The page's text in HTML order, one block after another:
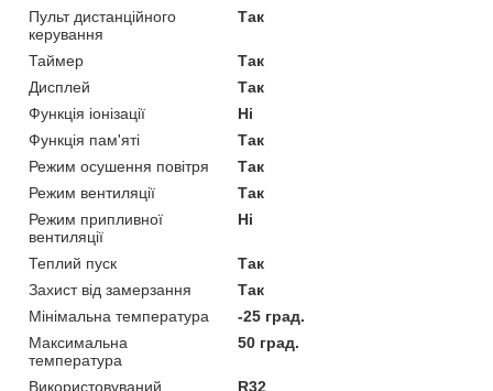
Пульт дистанційного
керування
Так
Таймер
Так
Дисплей
Так
Функція іонізації
Ні
Функція пам'яті
Так
Режим осушення повітря
Так
Режим вентиляції
Так
Режим припливної
вентиляції
Ні
Теплий пуск
Так
Захист від замерзання
Так
Мінімальна температура
-25 град.
Максимальна
температура
50 град.
Використовуваний R32